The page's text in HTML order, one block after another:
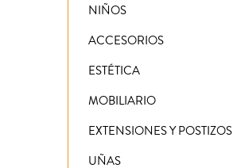
NIÑOS
ACCESORIOS
ESTÉTICA
MOBILIARIO
EXTENSIONES Y POSTIZOS
UÑAS